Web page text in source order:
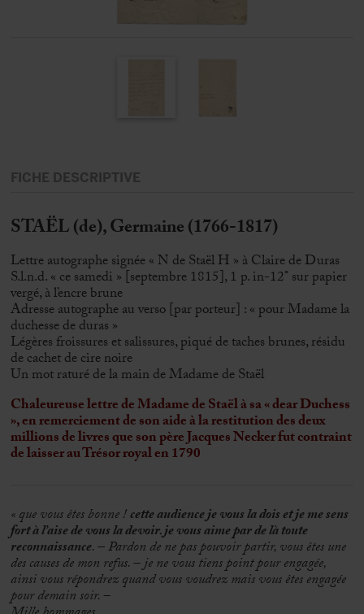
FICHE DESCRIPTIVE
STAËL (de), Germaine (1766-1817)
Lettre autographe signée « N de Staël H » à Claire de Duras
S.l.n.d. « ce samedi » [septembre 1815], 1 p. in-12° sur papier
vergé, à l’encre brune
Adresse autographe au verso [par porteur] : « pour Madame la
duchesse de duras »
Légères froissures et salissures, piqué de taches brunes, résidu
de cachet de cire noire
Un mot raturé de la main de Madame de Staël
Chaleureuse lettre de Madame de Staël à sa« dear Duchess
», en remerciement de son aide à la restitution des deux
millions de livres que son père Jacques Necker fut contraint
de laisser au Trésor royal en 1790
« que vous êtes bonne !cette audience je vous la dois et je me sens
fort à l’aise de vous la devoir. je vous aime par de là toute
reconnaissance. – Pardon de ne pas pouvoir partir, vous êtes une
des causes de mon refus. – je ne vous tiens point pour engagée,
ainsi vous répondrez quand vous voudrez mais vous êtes engagée
pour demain soir. –